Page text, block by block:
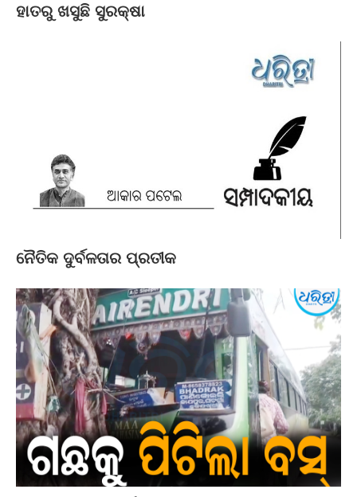
ହାତରୁ ଖସୁଛି ସୁରକ୍ଷା
ନୈତିକ ଦୁର୍ବଳତାର ପ୍ରତୀକ